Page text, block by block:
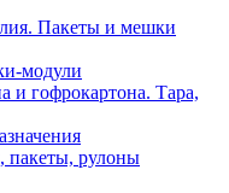
Пакеты и мешки
модули
и гофрокартона. Тара,
пакеты, рулоны